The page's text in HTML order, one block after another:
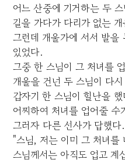
어느 산중에 기거하는 두 스
길을 가다가 다리가 없는
그런데 개울가에 서서 발
있었다.
그중 한 스님이 그 처녀를
개울을 건넌 두 스님이 다
갑자기 한 스님이 힐난을
어찌하여 처녀를 업어줄 수
그러자 다른 선사가 답했다.
"스님, 저는 이미 그 처녀를
스님께서는 아직도 업고 계